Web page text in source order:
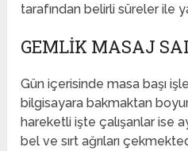
tarafından belirli süreler ile
GEMLIK MASAJ
Gün içerisinde masa başı
bilgisayara bakmaktan
hareketli işte çalışanlar ise
bel ve sırt ağrıları